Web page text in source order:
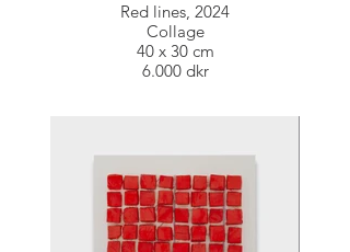
Red lines, 2024
Collage
40 x 30 cm
6.000 dkr